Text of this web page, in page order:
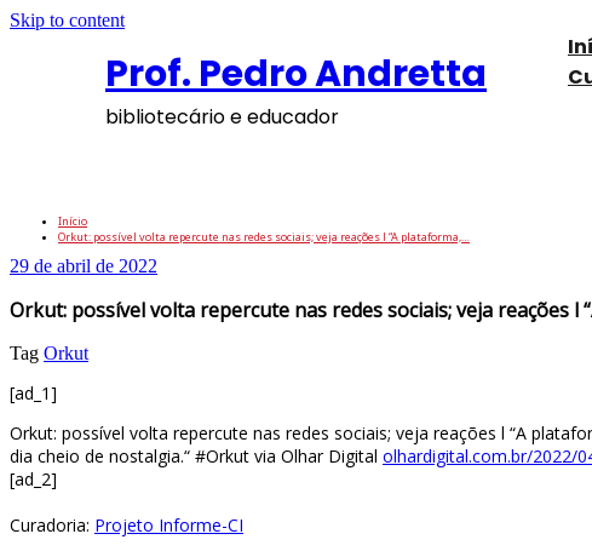
Skip to content
Prof. Pedro Andretta
bibliotecário e educador
Início
Orkut: possível volta repercute nas redes sociais; veja reações l “A plataforma,…
29 de abril de 2022
Orkut: possível volta repercute nas redes sociais; veja reações l
Tag Orkut
[ad_1]
Orkut: possível volta repercute nas redes sociais; veja reações l “A
dia cheio de nostalgia.“ #Orkut via Olhar Digital olhardigital.com.br/2022/
[ad_2]
Curadoria: Projeto Informe-CI